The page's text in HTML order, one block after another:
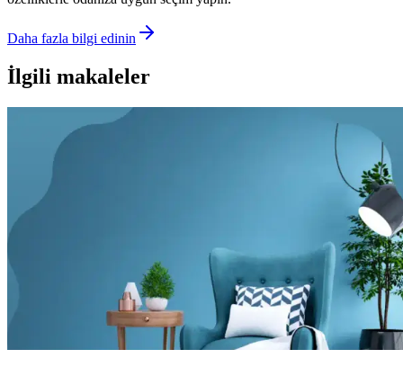
Daha fazla bilgi edinin
İlgili makaleler